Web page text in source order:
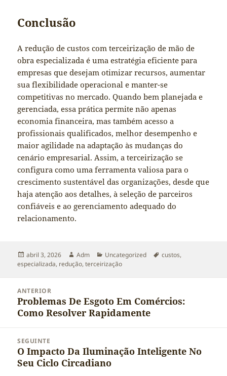
Conclusão
A redução de custos com terceirização de mão de
obra especializada é uma estratégia eficiente para
empresas que desejam otimizar recursos, aumentar
sua flexibilidade operacional e manter-se
competitivas no mercado. Quando bem planejada e
gerenciada, essa prática permite não apenas
economia financeira, mas também acesso a
profissionais qualificados, melhor desempenho e
maior agilidade na adaptação às mudanças do
cenário empresarial. Assim, a terceirização se
configura como uma ferramenta valiosa para o
crescimento sustentável das organizações, desde que
haja atenção aos detalhes, à seleção de parceiros
confiáveis e ao gerenciamento adequado do
relacionamento.
Publicado
em
abril 3, 2026 Autor
Adm Categorias
Uncategorized Tags
custos,
especializada, redução,terceirização
ANTERIOR
Post
anterior:
Problemas De Esgoto Em Comércios:
Como Resolver Rapidamente
SEGUINTE
Próximo
post:
O Impacto Da Iluminação Inteligente No
Seu Ciclo Circadiano